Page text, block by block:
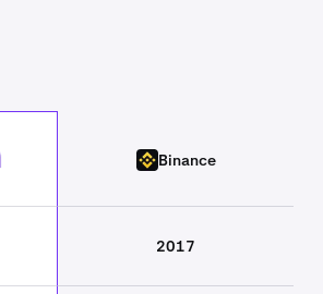
Binance
Binance
2017